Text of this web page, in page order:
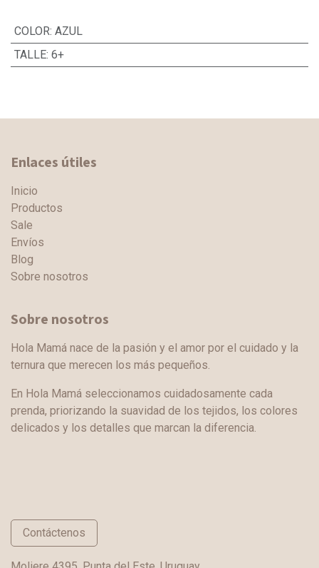
COLOR: AZUL
TALLE: 6+
Enlaces útiles
Inicio
Productos
Sale
Envíos
Blog
Sobre nosotros
Sobre nosotros
Hola Mamá nace de la pasión y el amor por el cuidado y la
ternura que merecen los más pequeños.
En Hola Mamá seleccionamos cuidadosamente cada
prenda, priorizando la suavidad de los tejidos, los colores
delicados y los detalles que marcan la diferencia.
Contáctenos